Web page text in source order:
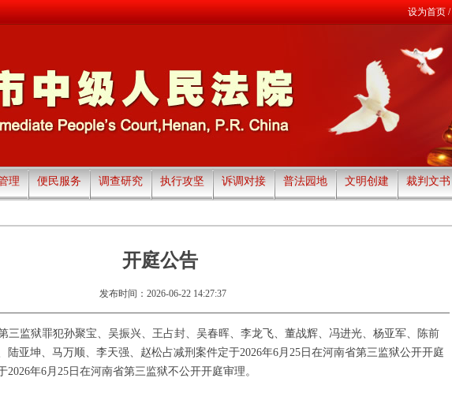
设为首页/
理 便民服务 调查研究 执行攻坚 诉调对接 普法园地 文明创建 裁判文书
开庭公告
发布时间：2026-06-22 14:27:37
三监狱罪犯孙聚宝、吴振兴、王占封、吴春晖、李龙飞、董战辉、冯进光、杨亚军、陈前
陆亚坤、马万顺、李天强、赵松占减刑案件定于2026年6月 25 日在河南省第三监狱公开开庭
2026年6月 25 日在河南省第三监狱不公开开庭审理。